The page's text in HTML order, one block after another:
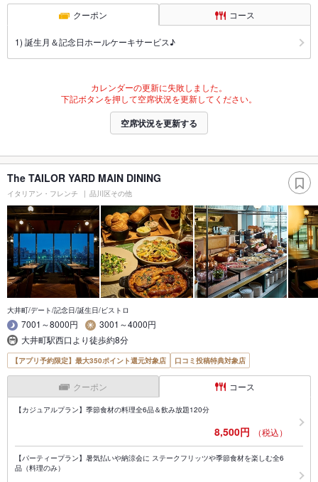
クーポン コース
1) 誕生月＆記念日ホールケーキサービス♪
カレンダーの更新に失敗しました。
下記ボタンを押して空席状況を更新してください。
空席状況を更新する
The TAILOR YARD MAIN DINING
イタリアン・フレンチ 品川区その他
大井町/デート/記念日/誕生日/ビストロ
7001～8000円
3001～4000円
大井町駅西口より徒歩約8分
【アプリ予約限定】最大350ポイント還元対象店 口コミ投稿特典対象店
クーポン コース
【カジュアルプラン】季節食材の料理全6品＆飲み放題120分
8,500円 （税込）
【パーティープラン】暑気払いや納涼会に ステークフリッツや季節食材を楽しむ全6
品（料理のみ）